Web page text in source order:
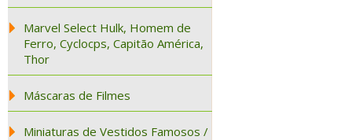
Marvel Select Hulk, Homem de
Ferro, Cyclocps, Capitão América,
Thor
Máscaras de Filmes
Miniaturas de Vestidos Famosos /